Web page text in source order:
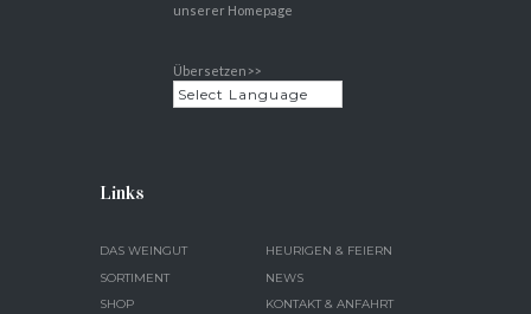
unserer Homepage
Übersetzen>>
Links
DAS WEINGUT
HEURIGEN & FEIERN
SORTIMENT
NEWS
SHOP
KONTAKT & ANFAHRT